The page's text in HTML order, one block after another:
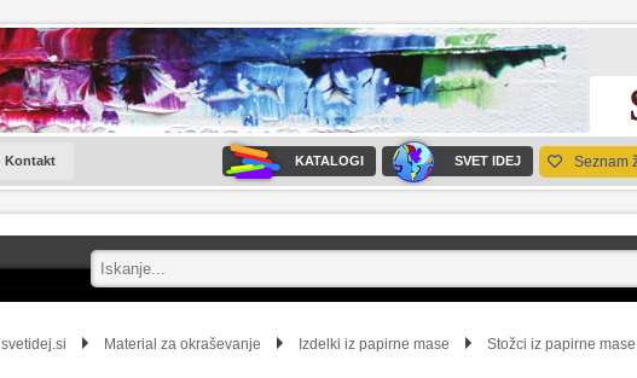
Kontakt KATALOGI SVET IDEJ Seznam
svetidej.si Material za okraševanje Izdelki iz papirne mase Stožci iz papirne mase